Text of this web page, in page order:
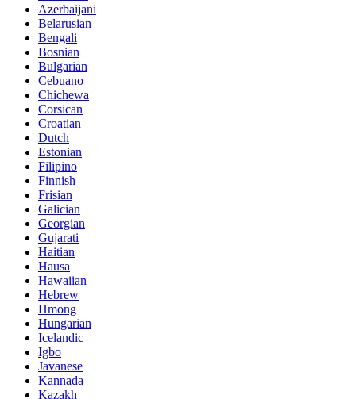
Azerbaijani
Belarusian
Bengali
Bosnian
Bulgarian
Cebuano
Chichewa
Corsican
Croatian
Dutch
Estonian
Filipino
Finnish
Frisian
Galician
Georgian
Gujarati
Haitian
Hausa
Hawaiian
Hebrew
Hmong
Hungarian
Icelandic
Igbo
Javanese
Kannada
Kazakh